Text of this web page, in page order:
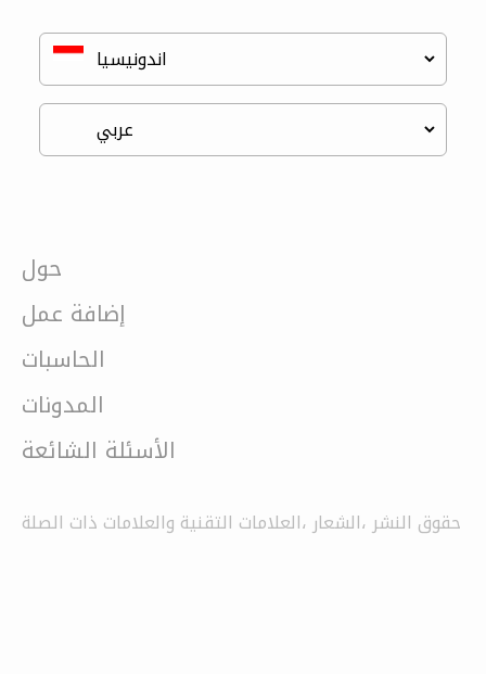
حول
إضافة عمل
الحاسبات
المدونات
الأسئلة الشائعة
حقوق النشر ،الشعار ،العلامات التقنية والعلامات ذات الصلة